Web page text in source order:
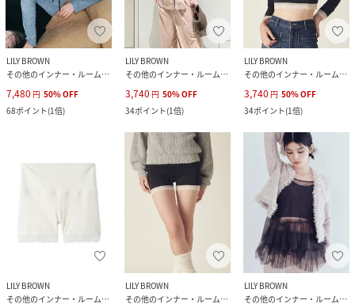
LILY BROWN
その他のインナー・ルームウェア
7,480 円 50%OFF
68ポイント(1倍)
LILY BROWN
その他のインナー・ルームウェア
3,740 円 50%OFF
34ポイント(1倍)
LILY BROWN
その他のインナー・ルームウェア
3,740 円 50%OFF
34ポイント(1倍)
LILY BROWN
その他のインナー・ルームウェア
LILY BROWN
その他のインナー・ルームウェア
LILY BROWN
その他のインナー・ルームウェア